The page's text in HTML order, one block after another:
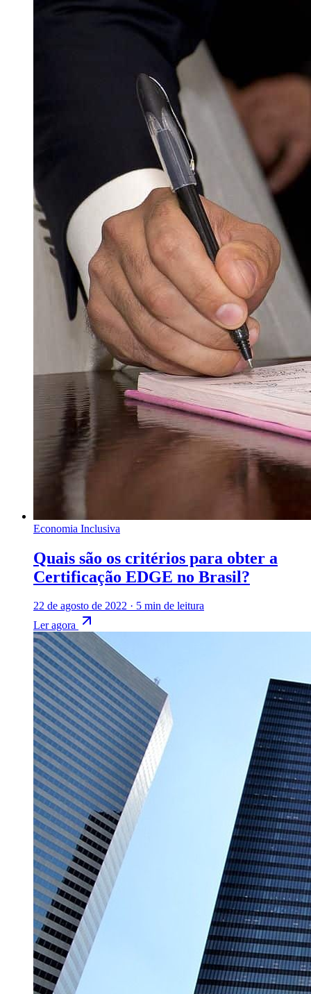
Economia Inclusiva
Quais são os critérios para obter a
Certificação EDGE no Brasil?
22 de agosto de 2022 · 5 min de leitura
Ler agora